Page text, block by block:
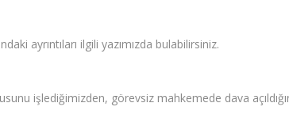
ayrıntıları ilgili yazımızda bulabilirsiniz.
işlediğimizden, görevsiz mahkemede dava